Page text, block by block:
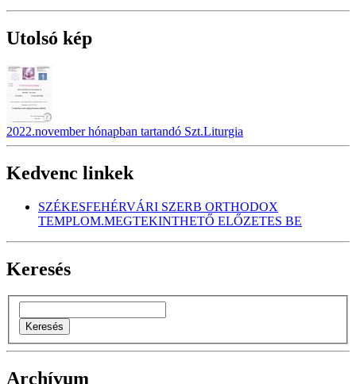
Utolsó kép
2022.november hónapban tartandó Szt.Liturgia
Kedvenc linkek
SZÉKESFEHÉRVÁRI SZERB ORTHODOX
TEMPLOM.MEGTEKINTHETŐ ELŐZETES BE
Keresés
Archívum